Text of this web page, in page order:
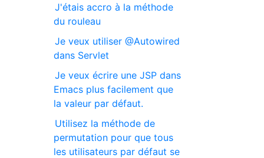
J'étais accro à la méthode
du rouleau
Je veux utiliser @Autowired
dans Servlet
Je veux écrire une JSP dans
Emacs plus facilement que
la valeur par défaut.
Utilisez la méthode de
permutation pour que tous
les utilisateurs par défaut se